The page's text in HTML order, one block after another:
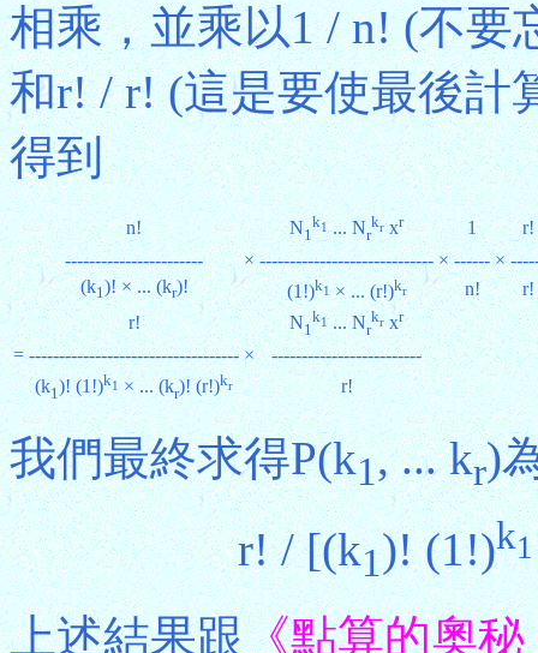
相乘，並乘以1 / n! (不要
和r! / r! (這是要使最後計
得到
n! N1
k1... Nr
krxr 1
r!
-----------------------
× ----------------------------- × ------ ×
(k1)! × ... (kr)! (1!)k1× ... (r!)kr n!
r!
r!
N1
k1... Nr
krxr
= ----------------------------------- ×
-------------------------
(k1)! (1!)k1× ... (kr)! (r!)kr r!
我們最終求得P(k1, ... kr)
r! / [(k1)! (1!)k1
上述結果跟《點算的奧